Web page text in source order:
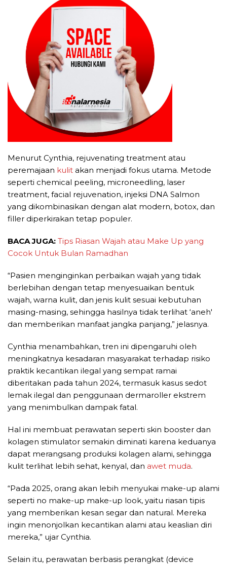
Menurut Cynthia, rejuvenating treatment atau
peremajaan kulit akan menjadi fokus utama. Metode
seperti chemical peeling, microneedling, laser
treatment, facial rejuvenation, injeksi DNA Salmon
yang dikombinasikan dengan alat modern, botox, dan
filler diperkirakan tetap populer.
BACA JUGA: Tips Riasan Wajah atau Make Up yang
Cocok Untuk Bulan Ramadhan
“Pasien menginginkan perbaikan wajah yang tidak
berlebihan dengan tetap menyesuaikan bentuk
wajah, warna kulit, dan jenis kulit sesuai kebutuhan
masing-masing, sehingga hasilnya tidak terlihat ‘aneh'
dan memberikan manfaat jangka panjang,” jelasnya.
Cynthia menambahkan, tren ini dipengaruhi oleh
meningkatnya kesadaran masyarakat terhadap risiko
praktik kecantikan ilegal yang sempat ramai
diberitakan pada tahun 2024, termasuk kasus sedot
lemak ilegal dan penggunaan dermaroller ekstrem
yang menimbulkan dampak fatal.
Hal ini membuat perawatan seperti skin booster dan
kolagen stimulator semakin diminati karena keduanya
dapat merangsang produksi kolagen alami, sehingga
kulit terlihat lebih sehat, kenyal, dan awet muda.
“Pada 2025, orang akan lebih menyukai make-up alami
seperti no make-up make-up look, yaitu riasan tipis
yang memberikan kesan segar dan natural. Mereka
ingin menonjolkan kecantikan alami atau keaslian diri
mereka,” ujar Cynthia.
Selain itu, perawatan berbasis perangkat (device